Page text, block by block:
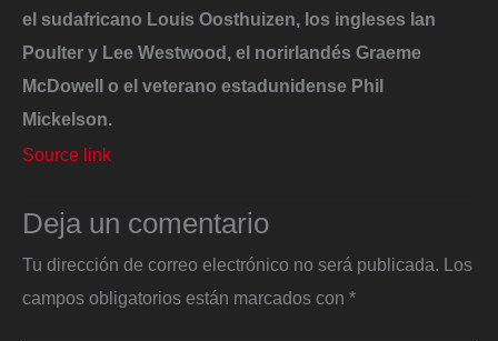
el sudafricano Louis Oosthuizen, los ingleses Ian
Poulter y Lee Westwood, el norirlandés Graeme
McDowell o el veterano estadunidense Phil
Mickelson.
Source link
Deja un comentario
Tu dirección de correo electrónico no será publicada. Los
campos obligatorios están marcados con *